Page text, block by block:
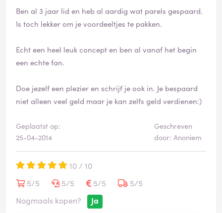
Ben al 3 jaar lid en heb al aardig wat parels gespaard.
Is toch lekker om je voordeeltjes te pakken.
Echt een heel leuk concept en ben al vanaf het begin
een echte fan.
Doe jezelf een plezier en schrijf je ook in. Je bespaard
niet alleen veel geld maar je kan zelfs geld verdienen:)
Geplaatst op:
25-04-2014
Geschreven
door: Anoniem
10 / 10
5/5
5/5 5/5
5/5
Nogmaals kopen?
Ja